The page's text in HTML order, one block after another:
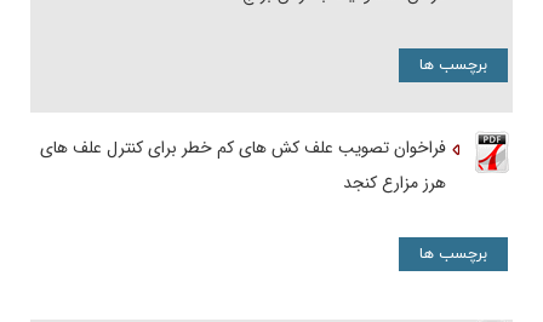
برچسب ها
فراخوان تصویب علف کش های کم خطر برای کنترل علف های
هرز مزارع کنجد
برچسب ها